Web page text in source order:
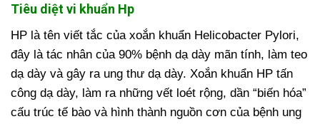
Tiêu diệt vi khuẩn Hp
HP là tên viết tắc của xoắn khuẩn Helicobacter Pylori,
đây là tác nhân của 90% bệnh dạ dày mãn tính, làm teo
dạ dày và gây ra ung thư dạ dày. Xoắn khuẩn HP tấn
công dạ dày, làm ra những vết loét rộng, dần “biến hóa”
cấu trúc tế bào và hình thành nguồn cơn của bệnh ung